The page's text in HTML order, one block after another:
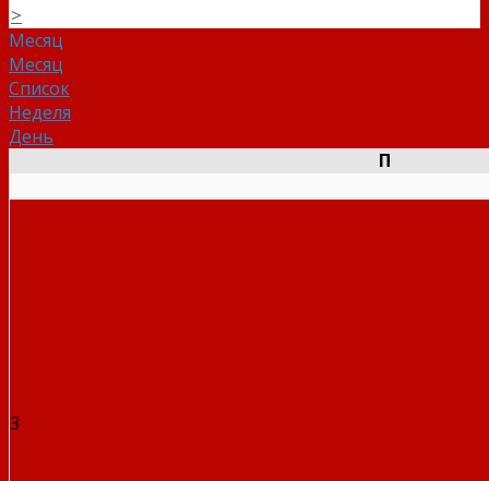
>
Месяц
Месяц
Список
Неделя
День
П
3